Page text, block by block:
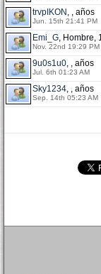
trvpIKON , , años
Jun. 15th 21:41 PM
Emi_G, Hombre,
Nov. 22nd 19:29 PM
9u0s1u0, , años
Jul. 6th 01:23 AM
Sky1234, , años
Sep. 14th 05:23 AM